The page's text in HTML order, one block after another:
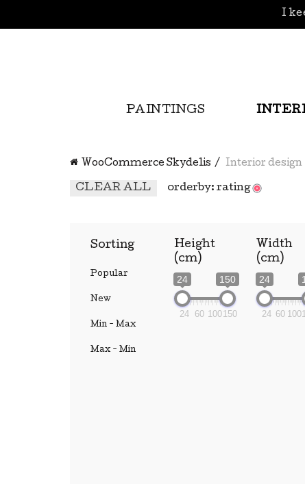
I
PAINTINGS
WooCommerce Skydelis Interior design
CLEAR ALL orderby: rating
Sorting
Popular
New
Min - Max
Max - Min
Height
(cm)
24 150
24 60 100150
Width
(cm)
24
24 60 100